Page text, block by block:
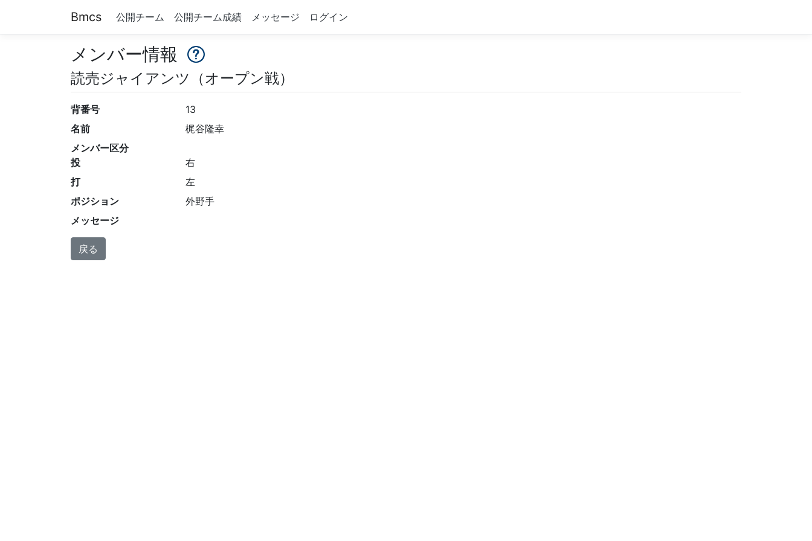
Bmcs 公開チーム 公開チーム成績 メッセージ ログイン
メンバー情報
読売ジャイアンツ（オープン戦）
背番号
13
名前
梶谷隆幸
メンバー区分
投
右
打
左
ポジション
外野手
メッセージ
戻る